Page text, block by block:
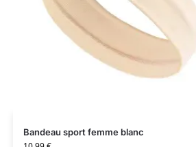
Bandeau sport femme blanc